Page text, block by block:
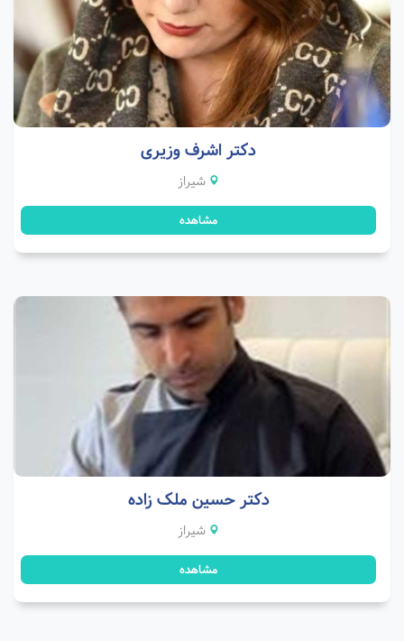
دکتر اشرف وزیری
شیراز
مشاهده
دکتر حسین ملک زاده
شیراز
مشاهده